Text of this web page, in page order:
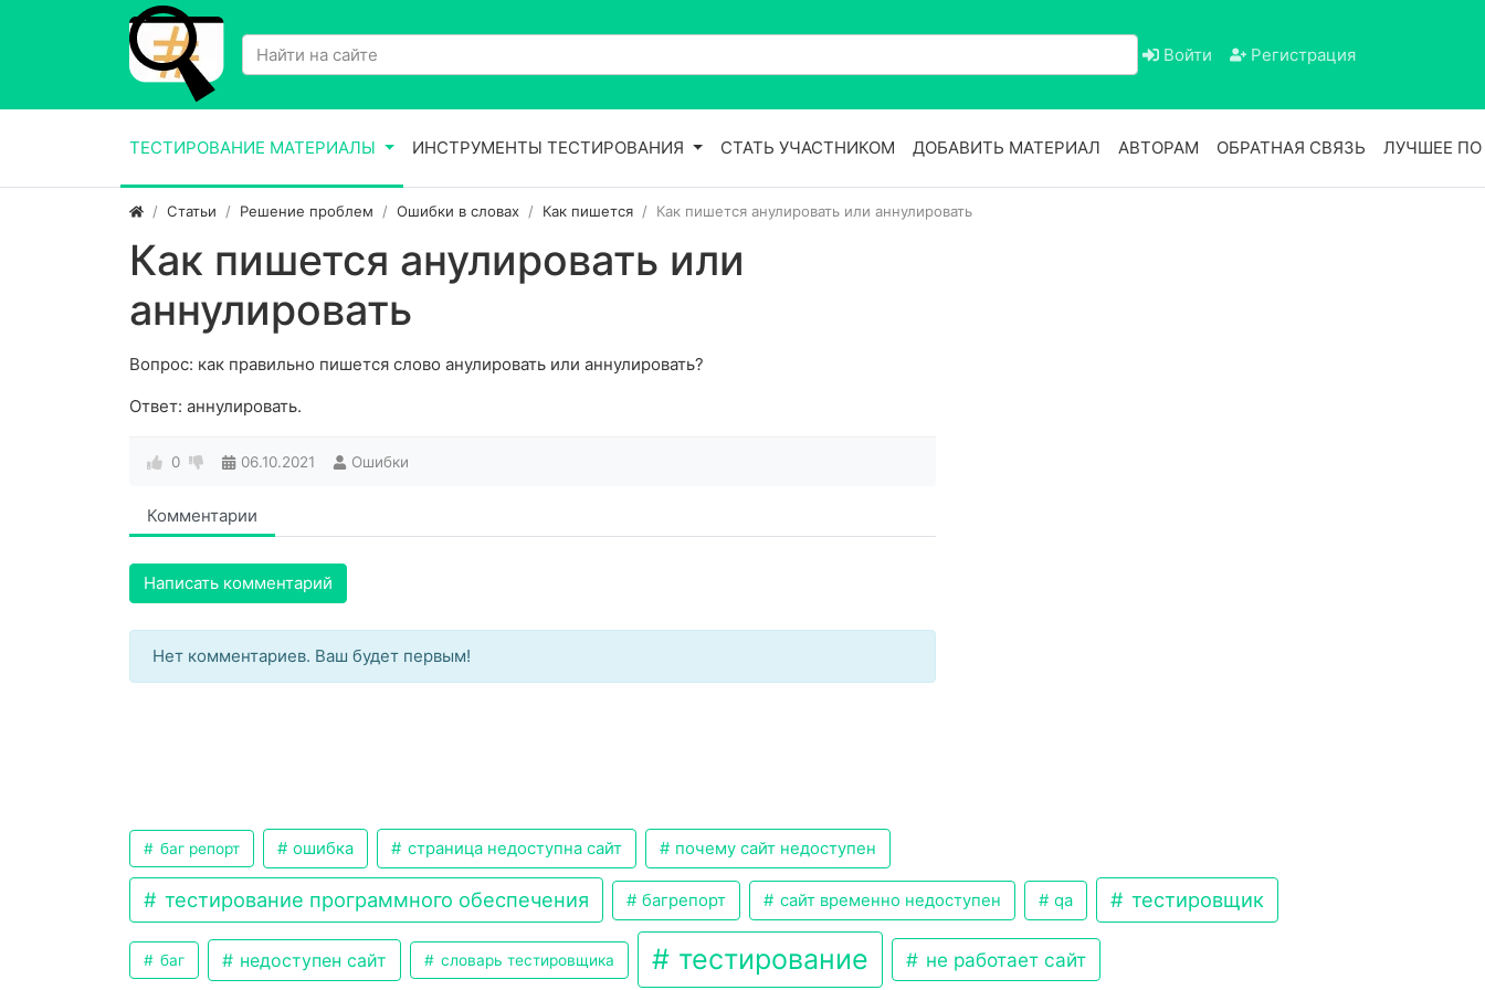
Войти Регистрация
ТЕСТИРОВАНИЕ МАТЕРИАЛЫ ИНСТРУМЕНТЫ ТЕСТИРОВАНИЯ СТАТЬ УЧАСТНИКОМ ДОБАВИТЬ МАТЕРИАЛ АВТОРАМ ОБРАТНАЯ СВЯЗЬ ЛУЧШЕЕ
Статьи Решение проблем Ошибки в словах Как пишется Как пишется анулировать или аннулировать
Как пишется анулировать или
аннулировать
Вопрос: как правильно пишется слово анулировать или аннулировать?
Ответ: аннулировать.
0 06.10.2021 Ошибки
Комментарии
Написать комментарий
Нет комментариев. Ваш будет первым!
баг репорт ошибка страница недоступна сайт почему сайт недоступен
тестирование программного обеспечения багрепорт сайт временно недоступен qa тестировщик
баг недоступен сайт словарь тестировщика тестирование не работает сайт